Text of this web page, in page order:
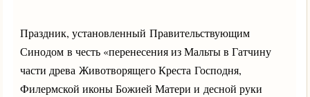
Праздник, установленный Правительствующим
Синодом в честь «перенесения из Мальты в Гатчину
части древа Животворящего Креста Господня,
Филермской иконы Божией Матери и десной руки